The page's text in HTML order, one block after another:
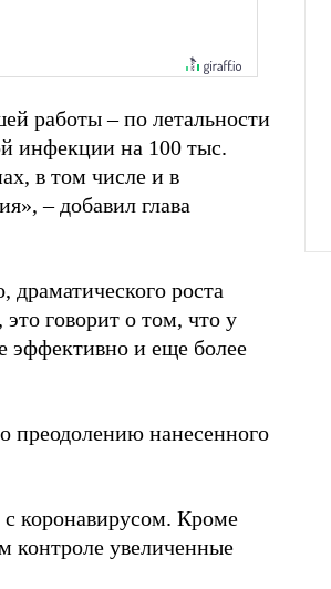
работы – по летальности
инфекции на 100 тыс.
в том числе и в
– добавил глава
драматического роста
это говорит о том, что у
эффективно и еще более
преодолению нанесенного
коронавирусом. Кроме
контроле увеличенные